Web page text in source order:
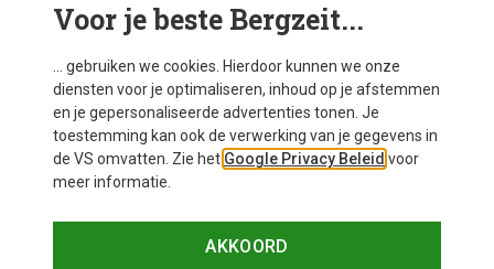
Voor je beste Bergzeit...
... gebruiken we cookies. Hierdoor kunnen we onze
diensten voor je optimaliseren, inhoud op je afstemmen
en je gepersonaliseerde advertenties tonen. Je
toestemming kan ook de verwerking van je gegevens in
de VS omvatten. Zie het Google Privacy Beleid voor
meer informatie.
AKKOORD